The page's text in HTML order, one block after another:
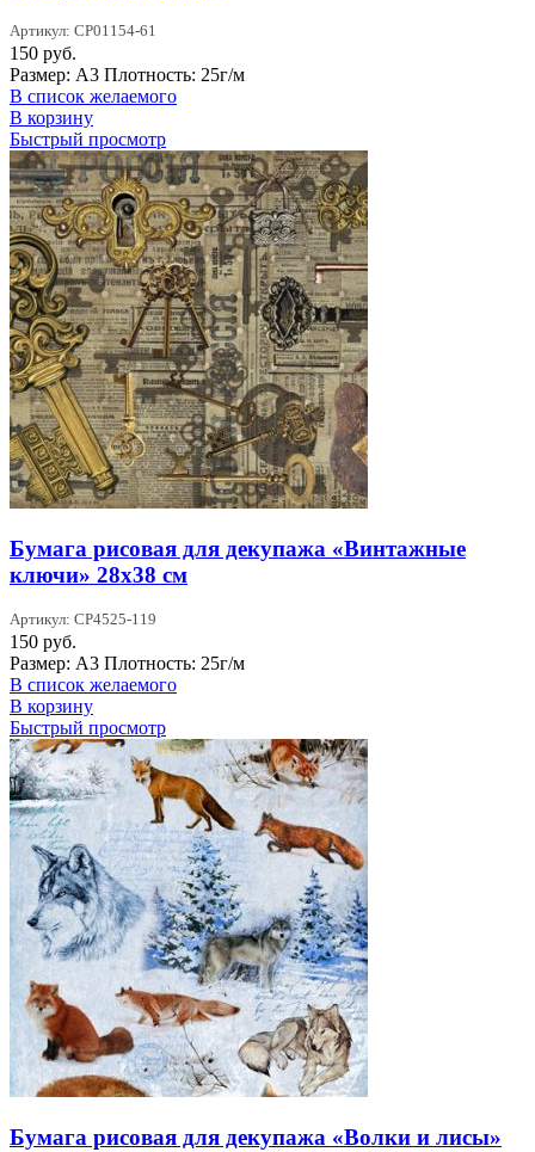
Артикул: CP01154-61
150 руб.
Размер: А3 Плотность: 25г/м
В список желаемого
В корзину
Быстрый просмотр
Бумага рисовая для декупажа «Винтажные
ключи» 28х38 см
Артикул: CP4525-119
150 руб.
Размер: А3 Плотность: 25г/м
В список желаемого
В корзину
Быстрый просмотр
Бумага рисовая для декупажа «Волки и лисы»